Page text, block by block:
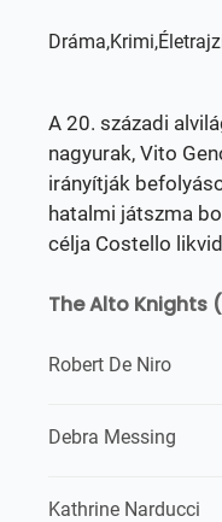
A 20. századi
nagyurak, Vito
irányítják
hatalmi játszma
célja Costello
The Alto Knights
Robert De Niro
Debra Messing
Kathrine Narducci